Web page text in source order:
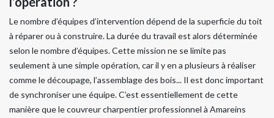
Le nombre d’équipes d’intervention dépend de la superficie du toit
à réparer ou à construire. La durée du travail est alors déterminée
selon le nombre d’équipes. Cette mission ne se limite pas
seulement à une simple opération, car il y en a plusieurs à réaliser
comme le découpage, l’assemblage des bois... Il est donc important
de synchroniser une équipe. C’est essentiellement de cette
manière que le couvreur charpentier professionnel à Amareins